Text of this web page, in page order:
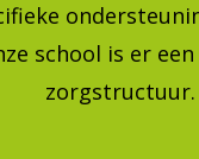
school is er
zorgstructuur.